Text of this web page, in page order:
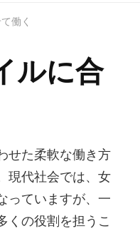
働く
ルに合
せた柔軟な働き方
現代社会では、女
っていますが、一
くの役割を担うこ